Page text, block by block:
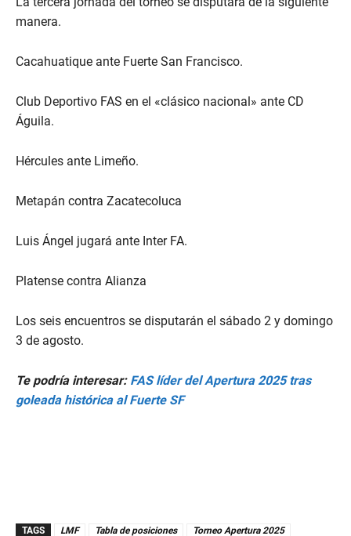
manera.
Cacahuatique ante Fuerte San Francisco.
Club Deportivo FAS en el «clásico nacional» ante CD
Águila.
Hércules ante Limeño.
Metapán contra Zacatecoluca
Luis Ángel jugará ante Inter FA.
Platense contra Alianza
Los seis encuentros se disputarán el sábado 2 y domingo
3 de agosto.
Te podría interesar: FAS líder del Apertura 2025 tras
goleada histórica al Fuerte SF
TAGS LMF Tabla de posiciones Torneo Apertura 2025